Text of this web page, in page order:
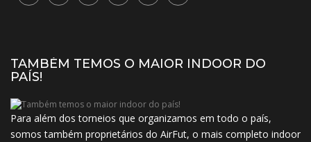
TAMBÉM TEMOS O MAIOR INDOOR DO
PAÍS!
Para além dos torneios que organizamos em todo o país,
somos também proprietários do AirFut, o mais completo indoor